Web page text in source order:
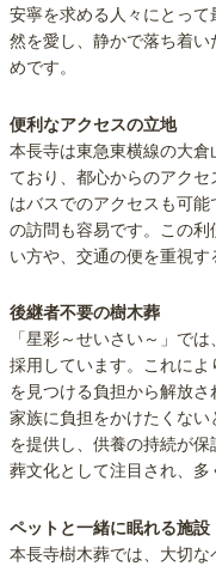
安寧を求める人々にとっ
然を愛し、静かで落ち着
めです。
便利なアクセスの立地
本長寺は東急東横線の大
ており、都心からのアク
はバスでのアクセスも可
の訪問も容易です。この
い方や、交通の便を重視す
後継者不要の樹木葬
「星彩～せいさい～」で
採用しています。これに
を見つける負担から解放
家族に負担をかけたくな
を提供し、供養の持続が
葬文化として注目され、多
ペットと一緒に眠れる施設
本長寺樹木葬では、大切